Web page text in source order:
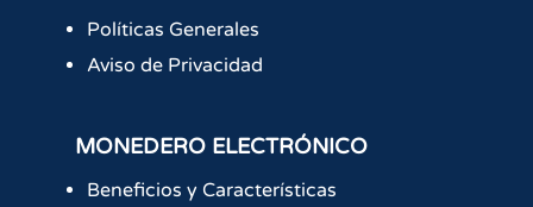
Políticas Generales
Aviso de Privacidad
MONEDERO ELECTRÓNICO
Beneficios y Características